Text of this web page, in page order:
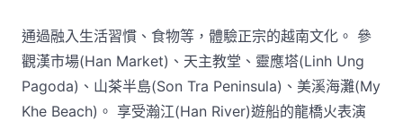
通過融入生活習慣、食物等，體驗正宗的越南文化。 參
觀漢市場(Han Market)、天主教堂、靈應塔(Linh Ung
Pagoda)、山茶半島(Son Tra Peninsula)、美溪海灘(My
Khe Beach)。 享受瀚江(Han River)遊船的龍橋火表演